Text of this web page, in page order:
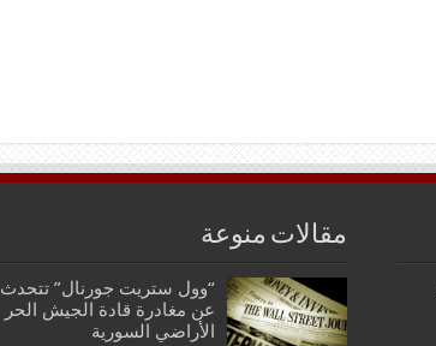
مقالات منوعة
“وول ستريت جورنال” تتحدث
عن مغادرة قادة الجيش الحر
الأراضي السورية